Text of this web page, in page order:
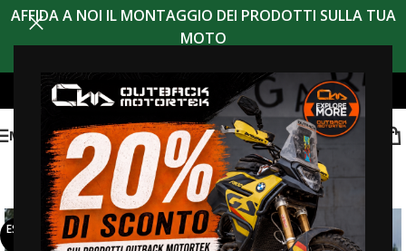
AFFIDA A NOI IL MONTAGGIO DEI PRODOTTI SULLA TUA
MOTO
MENU
ESAUR